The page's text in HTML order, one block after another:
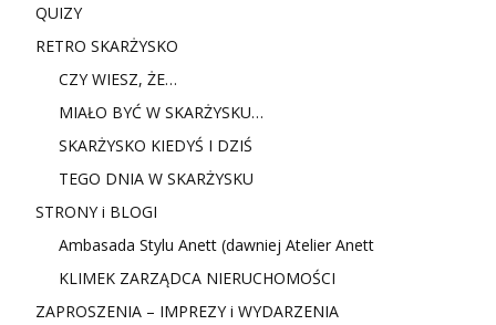
QUIZY
RETRO SKARŻYSKO
CZY WIESZ, ŻE…
MIAŁO BYĆ W SKARŻYSKU…
SKARŻYSKO KIEDYŚ I DZIŚ
TEGO DNIA W SKARŻYSKU
STRONY i BLOGI
Ambasada Stylu Anett (dawniej Atelier Anett
KLIMEK ZARZĄDCA NIERUCHOMOŚCI
ZAPROSZENIA – IMPREZY i WYDARZENIA